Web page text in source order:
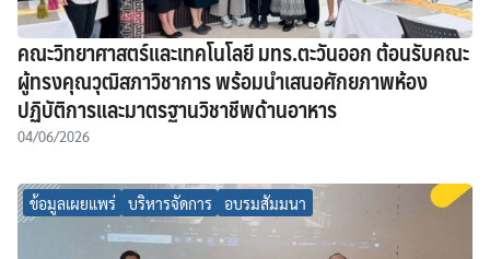
คณะวิทยาศาสตร์และเทคโนโลยี มทร.ตะวันออก ต้อนรับคณะ
ผู้ทรงคุณวุฒิสภาวิชาการ พร้อมนำเสนอศักยภาพห้อง
ปฏิบัติการและมาตรฐานวิชาชีพด้านอาหาร
04/06/2026
ข้อมูลเผยแพร่ บริหารจัดการ อบรมสัมมนา